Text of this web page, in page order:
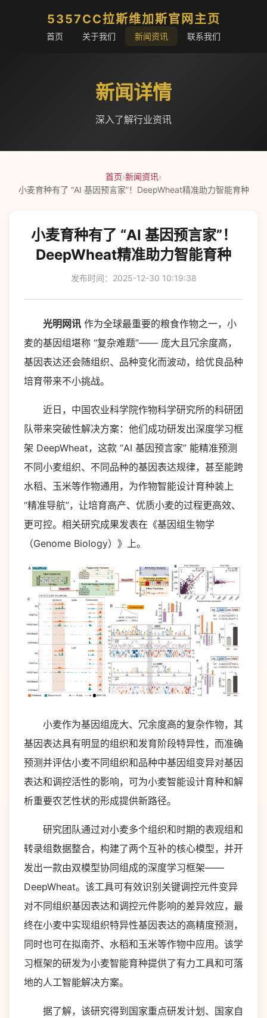
5357CC拉斯维加斯官网主页
首页 关于我们 新闻资讯 联系我们
新闻详情
深入了解行业资讯
首页›新闻资讯›
小麦育种有了 “AI 基因预言家”！DeepWheat精准助力智能育种
小麦育种有了 “AI 基因预言家”！
DeepWheat精准助力智能育种
发布时间：2025-12-30 10:19:38
光明网讯 作为全球最重要的粮食作物之一，小
麦的基因组堪称 “复杂难题”—— 庞大且冗余度高，
基因表达还会随组织、品种变化而波动，给优良品种
培育带来不小挑战。
近日，中国农业科学院作物科学研究所的科研团
队带来突破性解决方案：他们成功研发出深度学习框
架 DeepWheat，这款 “AI 基因预言家” 能精准预测
不同小麦组织、不同品种的基因表达规律，甚至能跨
水稻、玉米等作物通用，为作物智能设计育种装上
“精准导航”，让培育高产、优质小麦的过程更高效、
更可控。相关研究成果发表在《基因组生物学
（Genome Biology）》上。
小麦作为基因组庞大、冗余度高的复杂作物，其
基因表达具有明显的组织和发育阶段特异性，而准确
预测并评估小麦不同组织和品种中基因组变异对基因
表达和调控活性的影响，可为小麦智能设计育种和解
析重要农艺性状的形成提供新路径。
研究团队通过对小麦多个组织和时期的表观组和
转录组数据整合，构建了两个互补的核心模型，并开
发出一款由双模型协同组成的深度学习框架——
DeepWheat。该工具可有效识别关键调控元件变异
对不同组织基因表达和调控元件影响的差异效应，最
终在小麦中实现组织特异性基因表达的高精度预测，
同时也可在拟南芥、水稻和玉米等作物中应用。该学
习框架的研发为小麦智能育种提供了有力工具和可落
地的人工智能解决方案。
据了解，该研究得到国家重点研发计划、国家自